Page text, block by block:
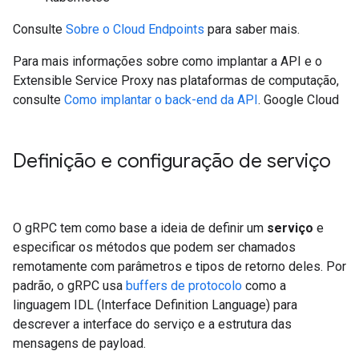
Consulte Sobre o Cloud Endpoints para saber mais.
Para mais informações sobre como implantar a API e o
Extensible Service Proxy nas plataformas de computação,
consulte Como implantar o back-end da API. Google Cloud
Definição e configuração de serviço
O gRPC tem como base a ideia de definir um serviço e
especificar os métodos que podem ser chamados
remotamente com parâmetros e tipos de retorno deles. Por
padrão, o gRPC usa buffers de protocolo como a
linguagem IDL (Interface Definition Language) para
descrever a interface do serviço e a estrutura das
mensagens de payload.